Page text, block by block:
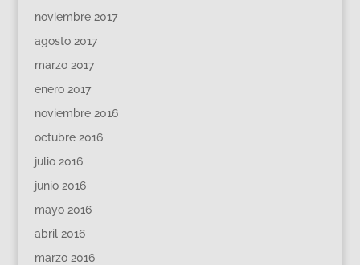
noviembre 2017
agosto 2017
marzo 2017
enero 2017
noviembre 2016
octubre 2016
julio 2016
junio 2016
mayo 2016
abril 2016
marzo 2016